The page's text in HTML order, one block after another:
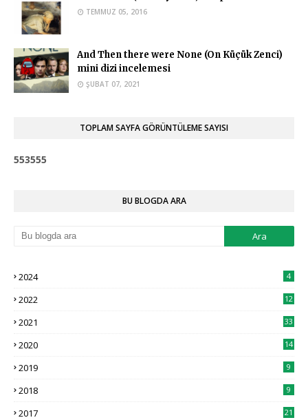
Teşekkür ederim. :)TEMMUZ 05, 2016
And Then there were None (On Küçük Zenci)
mini dizi incelemesi
ŞUBAT 07, 2021
TOPLAM SAYFA GÖRÜNTÜLEME SAYISI
553555
BU BLOGDA ARA
2024 4
2022 12
2021 33
2020 14
2019 9
2018 9
2017 21